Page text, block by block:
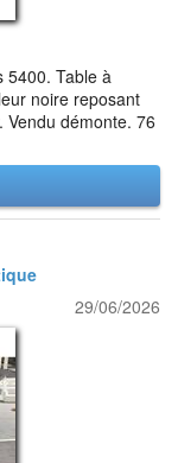
5400. Table à
noire reposant
démonte. 76
29/06/2026